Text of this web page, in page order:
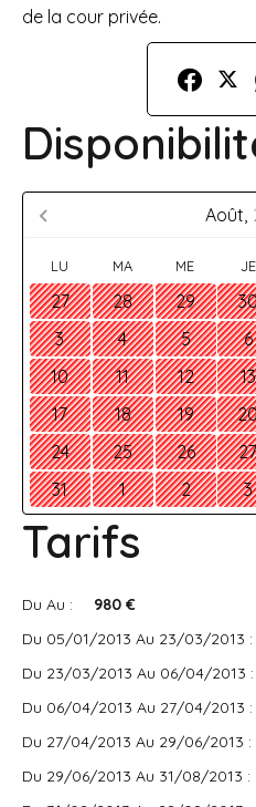
de la cour privée.
Août,
LU MA ME JE
27 28 29
3
4 5 6
10
11 12 13
17
18 19
24
25 26
31
1 2 3
Tarifs
Du Au :
980 €
Du 05/01/2013 Au 23/03/2013 :
Du 23/03/2013 Au 06/04/2013 :
Du 06/04/2013 Au 27/04/2013 :
Du 27/04/2013 Au 29/06/2013 :
Du 29/06/2013 Au 31/08/2013 :